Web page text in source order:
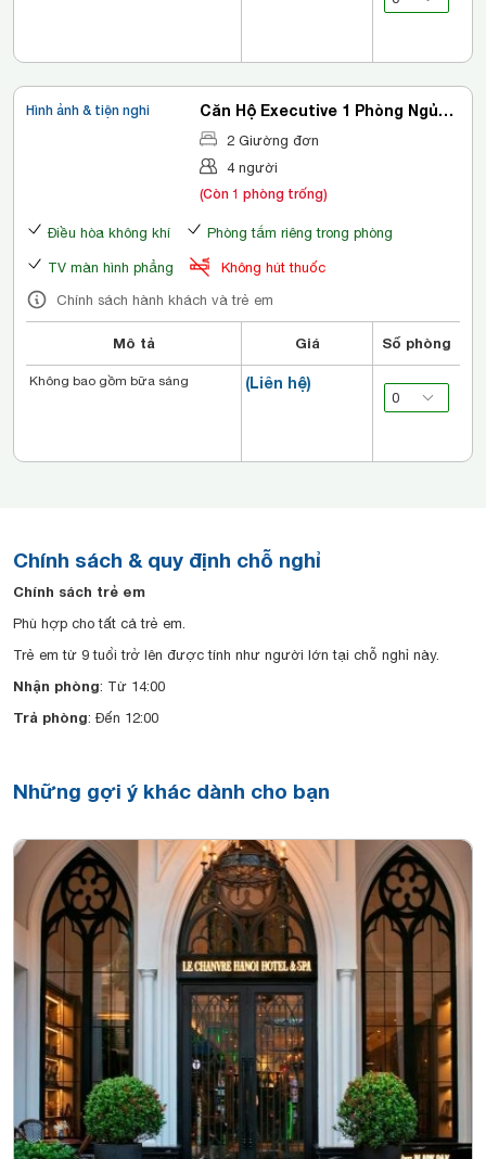
Hình ảnh & tiện nghi
Căn Hộ Executive 1 Phòng Ngủ
Có 2 Giường Đơn
2 Giường đơn
4 người
(Còn 1 phòng trống)
Điều hòa không khí Phòng tắm riêng trong phòng
TV màn hình phẳng
Không hút thuốc
Chính sách hành khách và trẻ em
Mô tả Giá Số phòng
(Liên hệ)
Không bao gồm bữa sáng
Chính sách & quy định chỗ nghỉ
Chính sách trẻ em
Phù hợp cho tất cả trẻ em.
Trẻ em từ 9 tuổi trở lên được tính như người lớn tại chỗ nghỉ này.
Nhận phòng: Từ 14:00
Trả phòng: Đến 12:00
Những gợi ý khác dành cho bạn